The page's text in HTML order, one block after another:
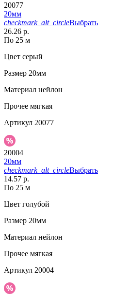
20077
20мм
checkmark_alt_circleВыбрать
26.26 р.
По 25 м
Цвет серый
Размер 20мм
Материал нейлон
Прочее мягкая
Артикул 20077
20004
20мм
checkmark_alt_circleВыбрать
14.57 р.
По 25 м
Цвет голубой
Размер 20мм
Материал нейлон
Прочее мягкая
Артикул 20004